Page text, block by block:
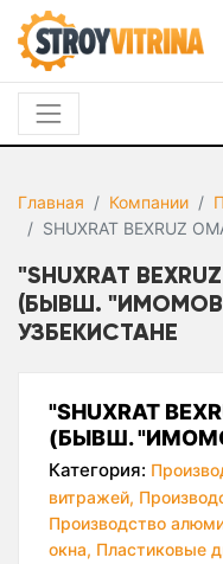
Главная Компании
SHUXRAT BEXRUZ
"SHUXRAT
(БЫВШ. "ИМОМОВ
УЗБЕКИСТАНЕ
"SHUXRAT
(БЫВШ.
Категория:
витражей,
Производство
окна, Пластиковые